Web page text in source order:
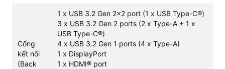
tảng tương thích tốt và tránh nghẽn cổ chai cho card đồ
họa thế hệ mới.
Tản nhiệt tối ưu và công nghệ AI Cooling
Cổng
kết nối
(Back
1 x USB 3.2 Gen 2x2 port (1 x USB Type-C®)
3 x USB 3.2 Gen 2 ports (2 x Type-A + 1 x
USB Type-C®)
4 x USB 3.2 Gen 1 ports (4 x Type-A)
1 x DisplayPort
1 x HDMI® port